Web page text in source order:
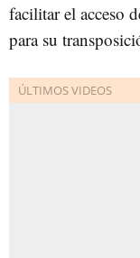
facilitar el acceso
para su